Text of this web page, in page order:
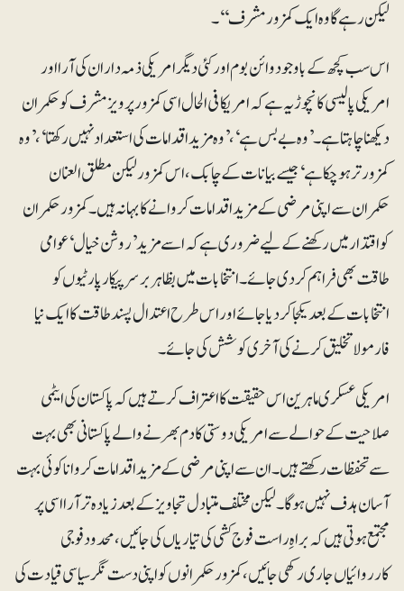
لیکن رہے گا وہ ایک کمزور مشرف‘‘۔
اس سب کچھ کے باوجود وائن بوم اور کئی دیگر امریکی ذمہ داران کی آرا اور
امریکی پالیسی کا نچوڑ یہ ہے کہ امریکا فی الحال اسی کمزور پرویز مشرف کو حکمران
دیکھنا چاہتا ہے۔ ’وہ بے بس ہے‘، ’وہ مزید اقدامات کی استعداد نہیں رکھتا‘، ’وہ
کمزور تر ہوچکا ہے‘ جیسے بیانات کے چابک، اس کمزور لیکن مطلق العنان
حکمران سے اپنی مرضی کے مزید اقدامات کروانے کا بہانہ ہیں۔ کمزور حکمران
کو اقتدار میں رکھنے کے لیے ضروری ہے کہ اسے مزید ’روشن خیال‘ عوامی
طاقت بھی فراہم کر دی جائے۔ انتخابات میں بظاہر برسرپیکار پارٹیوں کو
انتخابات کے بعد یکجا کر دیا جائے اور اس طرح اعتدال پسند طاقت کا ایک نیا
فارمولا تخلیق کرنے کی آخری کوشش کی جائے۔
امریکی عسکری ماہرین اس حقیقت کا اعتراف کرتے ہیں کہ پاکستان کی ایٹمی
صلاحیت کے حوالے سے امریکی دوستی کا دم بھرنے والے پاکستانی بھی بہت
سے تحفظات رکھتے ہیں۔ ان سے اپنی مرضی کے مزید اقدامات کروانا کوئی بہت
آسان ہدف نہیں ہوگا۔ لیکن مختلف متبادل تجاویز کے بعد زیادہ تر آرا اسی پر
مجتمع ہوتی ہیں کہ براہِ راست فوج کشی کی تیاریاں کی جائیں، محدود فوجی
کارروائیاں جاری رکھی جائیں، کمزور حکمرانوں کو اپنی دست نگر سیاسی قیادت کی